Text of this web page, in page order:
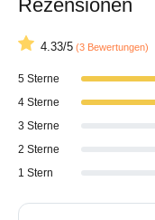
Rezensionen
4.33/5 (3 Bewertungen)
5 Sterne
4 Sterne
3 Sterne
2 Sterne
1 Stern